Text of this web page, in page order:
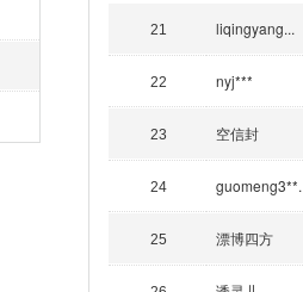
21 liqingyang...
22 nyj***
23 空信封
24
25 漂博四方